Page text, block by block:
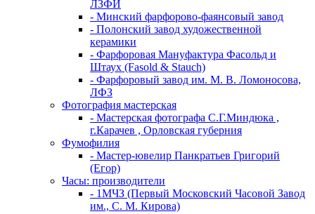
ЛЗФИ
- Минский фарфорово-фаянсовый завод
- Полонский завод художественной
керамики
- Фарфоровая Мануфактура Фасольд и
Штаух (Fasold & Stauch)
- Фарфоровый завод им. М. В. Ломоносова,
ЛФЗ
Фотография мастерская
- Мастерская фотографа С.Г.Миндюка ,
г.Карачев , Орловская губерния
Фумофилия
- Мастер-ювелир Панкратьев Григорий
(Егор)
Часы: производители
- 1МЧЗ (Первый Московский Часовой Завод
им., С. М. Кирова)